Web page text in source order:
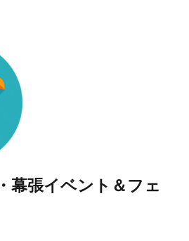
幕張イベント＆フェ